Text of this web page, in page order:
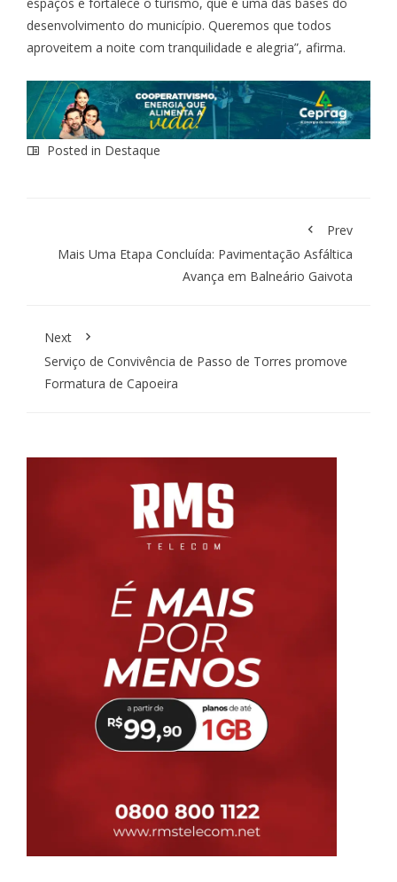
desenvolvimento do município. Queremos que todos
aproveitem a noite com tranquilidade e alegria”, afirma.
Posted in Destaque
Prev
Mais Uma Etapa Concluída: Pavimentação Asfáltica
Avança em Balneário Gaivota
Next
Serviço de Convivência de Passo de Torres promove
Formatura de Capoeira